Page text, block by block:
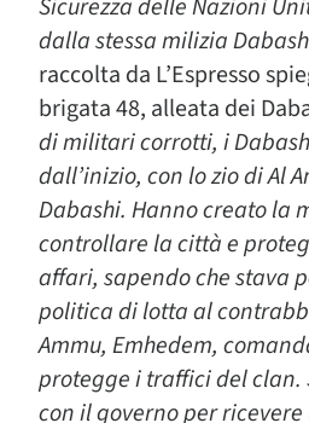
Sicurezza delle Nazioni
dalla stessa milizia
raccolta da L’Espresso
brigata 48, alleata dei
di militari corrotti, i
dall’inizio, con lo zio di Al
Dabashi. Hanno creato la
controllare la città e
affari, sapendo che stava
politica di lotta al
Ammu, Emhedem,
protegge i traffici del clan.
con il governo per